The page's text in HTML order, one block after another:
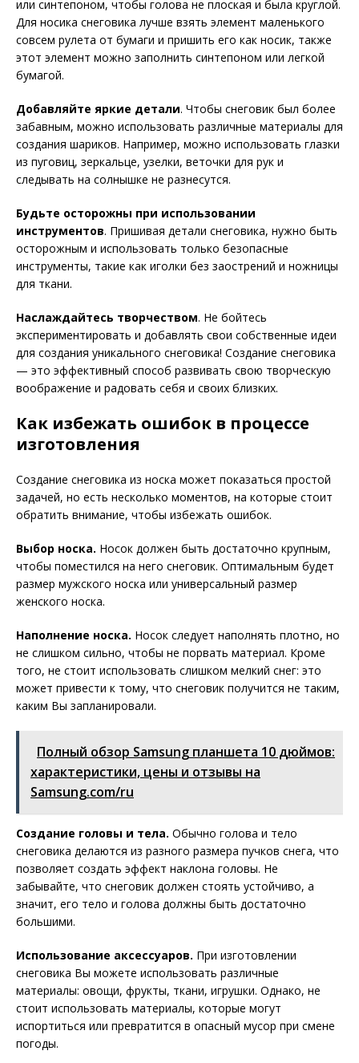
или синтепоном, чтобы голова не плоская и была круглой.
Для носика снеговика лучше взять элемент маленького
совсем рулета от бумаги и пришить его как носик, также
этот элемент можно заполнить синтепоном или легкой
бумагой.
Добавляйте яркие детали. Чтобы снеговик был более
забавным, можно использовать различные материалы для
создания шариков. Например, можно использовать глазки
из пуговиц, зеркальце, узелки, веточки для рук и
следывать на солнышке не разнесутся.
Будьте осторожны при использовании
инструментов. Пришивая детали снеговика, нужно быть
осторожным и использовать только безопасные
инструменты, такие как иголки без заострений и ножницы
для ткани.
Наслаждайтесь творчеством. Не бойтесь
экспериментировать и добавлять свои собственные идеи
для создания уникального снеговика! Создание снеговика
— это эффективный способ развивать свою творческую
воображение и радовать себя и своих близких.
Как избежать ошибок в процессе
изготовления
Создание снеговика из носка может показаться простой
задачей, но есть несколько моментов, на которые стоит
обратить внимание, чтобы избежать ошибок.
Выбор носка. Носок должен быть достаточно крупным,
чтобы поместился на него снеговик. Оптимальным будет
размер мужского носка или универсальный размер
женского носка.
Наполнение носка. Носок следует наполнять плотно, но
не слишком сильно, чтобы не порвать материал. Кроме
того, не стоит использовать слишком мелкий снег: это
может привести к тому, что снеговик получится не таким,
каким Вы запланировали.
Полный обзор Samsung планшета 10 дюймов:
характеристики, цены и отзывы на
Samsung.com/ru
Создание головы и тела. Обычно голова и тело
снеговика делаются из разного размера пучков снега, что
позволяет создать эффект наклона головы. Не
забывайте, что снеговик должен стоять устойчиво, а
значит, его тело и голова должны быть достаточно
большими.
Использование аксессуаров. При изготовлении
снеговика Вы можете использовать различные
материалы: овощи, фрукты, ткани, игрушки. Однако, не
стоит использовать материалы, которые могут
испортиться или превратится в опасный мусор при смене
погоды.